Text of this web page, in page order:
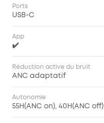
Ports
USB-C
App
✔️
Réduction active du bruit
ANC adaptatif
Autonomie
55H(ANC on), 40H(ANC off)